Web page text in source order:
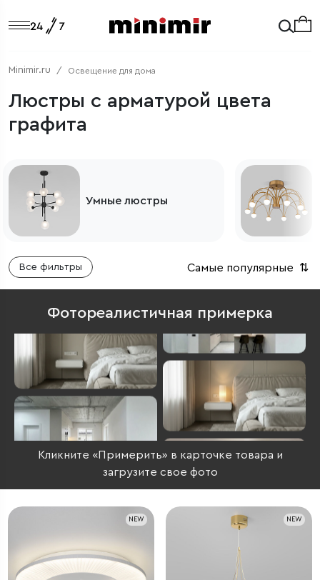
Minimir.ru Освещение для дома
Люстры с арматурой цвета
графита
Умные люстры
Все фильтры Самые популярные ⇅
Фотореалистичная примерка
Кликните «Примерить» в карточке товара и
загрузите свое фото
NEW NEW